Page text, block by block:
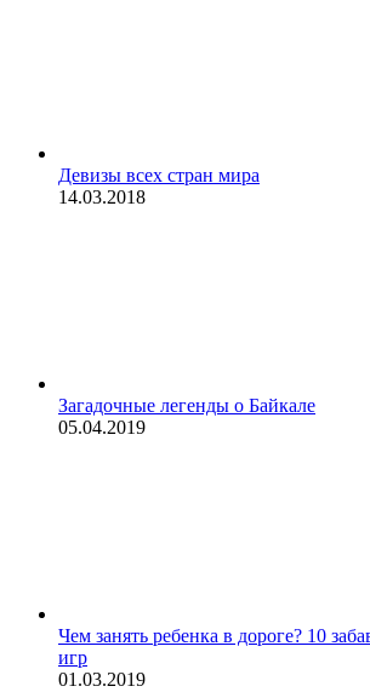
Девизы всех стран мира
14.03.2018
Загадочные легенды о Байкале
05.04.2019
Чем занять ребенка в дороге? 10
игр
01.03.2019